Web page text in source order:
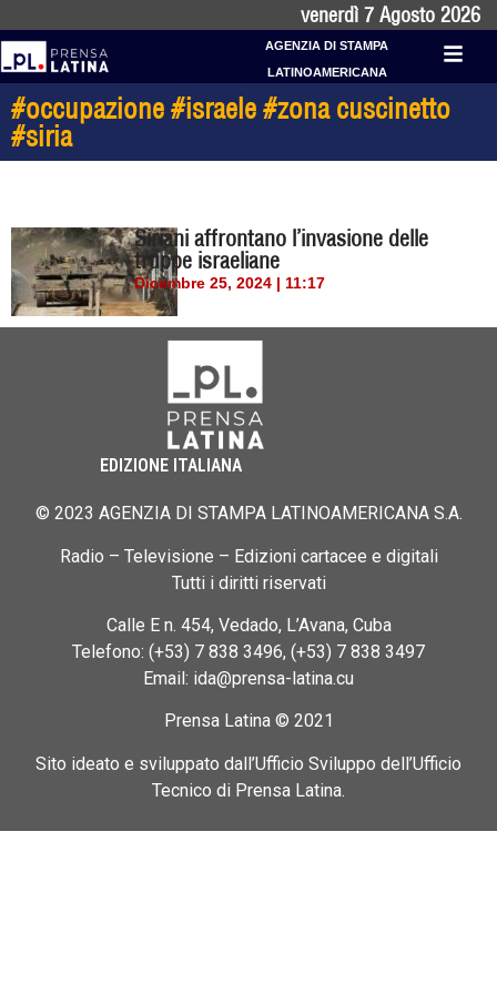
venerdì 7 Agosto 2026
AGENZIA DI STAMPA
LATINOAMERICANA
#occupazione #israele #zona cuscinetto
#siria
Siriani affrontano l’invasione delle
truppe israeliane
Dicembre 25, 2024 | 11:17
EDIZIONE ITALIANA
© 2023 AGENZIA DI STAMPA LATINOAMERICANA S.A.
Radio – Televisione – Edizioni cartacee e digitali
Tutti i diritti riservati
Calle E n. 454, Vedado, L’Avana, Cuba
Telefono: (+53) 7 838 3496, (+53) 7 838 3497
Email: ida@prensa-latina.cu
Prensa Latina © 2021
Sito ideato e sviluppato dall’Ufficio Sviluppo dell’Ufficio
Tecnico di Prensa Latina.